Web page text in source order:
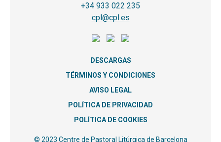
+34 933 022 235
cpl@cpl.es
DESCARGAS
TÉRMINOS Y CONDICIONES
AVISO LEGAL
POLÍTICA DE PRIVACIDAD
POLÍTICA DE COOKIES
© 2023 Centre de Pastoral Litúrgica de Barcelona